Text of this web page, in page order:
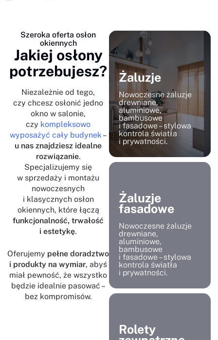
Szeroka oferta osłon
okiennych
Jakiej osłony
potrzebujesz?
Niezależnie od tego,
czy chcesz osłonić jedno
okno w salonie,
czy kompleksowo
wyposażyć cały budynek –
u nas znajdziesz idealne
rozwiązanie.
Specjalizujemy się
w sprzedaży i montażu
nowoczesnych
i klasycznych osłon
okiennych, które łączą
funkcjonalność, trwałość
i estetykę.
Oferujemy pełne doradztwo
i produkty na wymiar, abyś
miał pewność, że wszystko
będzie idealnie pasować –
bez kompromisów.
Żaluzje
Nowoczesne żaluzje
drewniane,
aluminiowe,
bambusowe
i fasadowe – stylowa
kontrola światła
i prywatności.
Żaluzje
fasadowe
Nowoczesne żaluzje
drewniane,
aluminiowe,
bambusowe
i fasadowe – stylowa
kontrola światła
i prywatności.
Rolety